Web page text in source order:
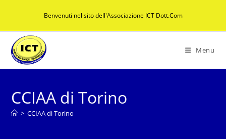
contenuto
Benvenuti nel sito dell'Associazione ICT Dott.Com
Menu
CCIAA di Torino
> CCIAA di Torino